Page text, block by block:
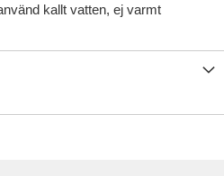
kallt vatten, ej varmt